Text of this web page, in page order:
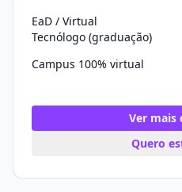
EaD / Virtual
Tecnólogo (graduação)
Campus 100% virtual
Ver mais
Quero